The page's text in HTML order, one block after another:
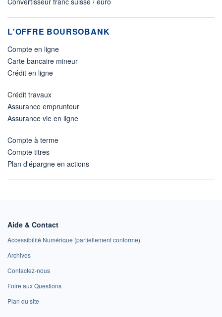
L'OFFRE BOURSOBANK
Compte en ligne
Carte bancaire mineur
Crédit en ligne
Crédit travaux
Assurance emprunteur
Assurance vie en ligne
Compte à terme
Compte titres
Plan d'épargne en actions
Aide & Contact
Accessibilité Numérique (partiellement conforme)
Archives
Contactez-nous
Foire aux Questions
Plan du site